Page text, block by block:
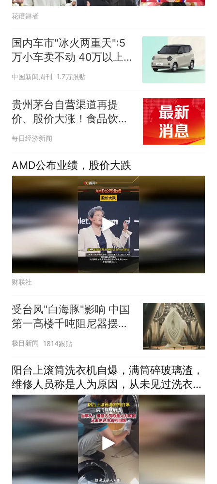
花语舞者
国内车市"冰火两重天":5
万小车卖不动 40万以上
的抢购
中国新闻周刊 1.7万跟贴
贵州茅台自营渠道再提
价、股价大涨！食品饮料
ETF华夏（515170）聚焦
每日经济新闻
AMD公布业绩，股价大跌
财联社
受台风"白海豚"影响 中国
第一高楼千吨阻尼器摆动
明显
极目新闻 1814跟贴
阳台上滚筒洗衣机自爆，满筒碎玻璃渣，
维修人员称是人为原因，从未见过洗衣机
自爆